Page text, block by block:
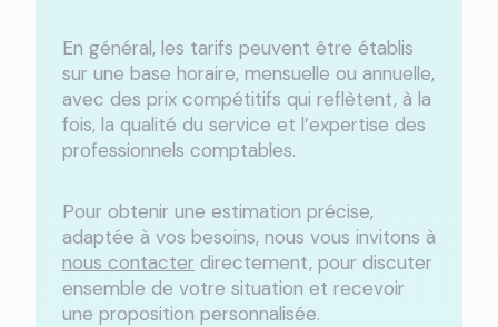
En général, les tarifs peuvent être établis
sur une base horaire, mensuelle ou annuelle,
avec des prix compétitifs qui reflètent, à la
fois, la qualité du service et l’expertise des
professionnels comptables.
Pour obtenir une estimation précise,
adaptée à vos besoins, nous vous invitons à
nous contacter directement, pour discuter
ensemble de votre situation et recevoir
une proposition personnalisée.